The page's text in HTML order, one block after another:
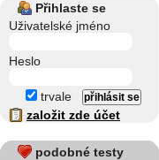
Přihlaste se
Uživatelské jméno
Heslo
trvale
založit zde účet
podobné testy